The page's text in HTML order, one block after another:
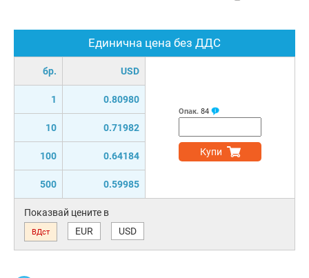
Единична цена без ДДС
бр. USD
1 0.80980
10 0.71982
100 0.64184
500 0.59985
Опак. 84
Купи
Показвай цените в
ВДст EUR USD